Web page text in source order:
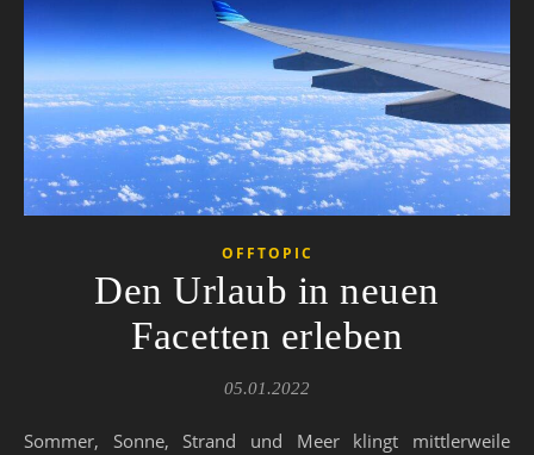
OFFTOPIC
Den Urlaub in neuen
Facetten erleben
05.01.2022
Sommer, Sonne, Strand und Meer klingt mittlerweile